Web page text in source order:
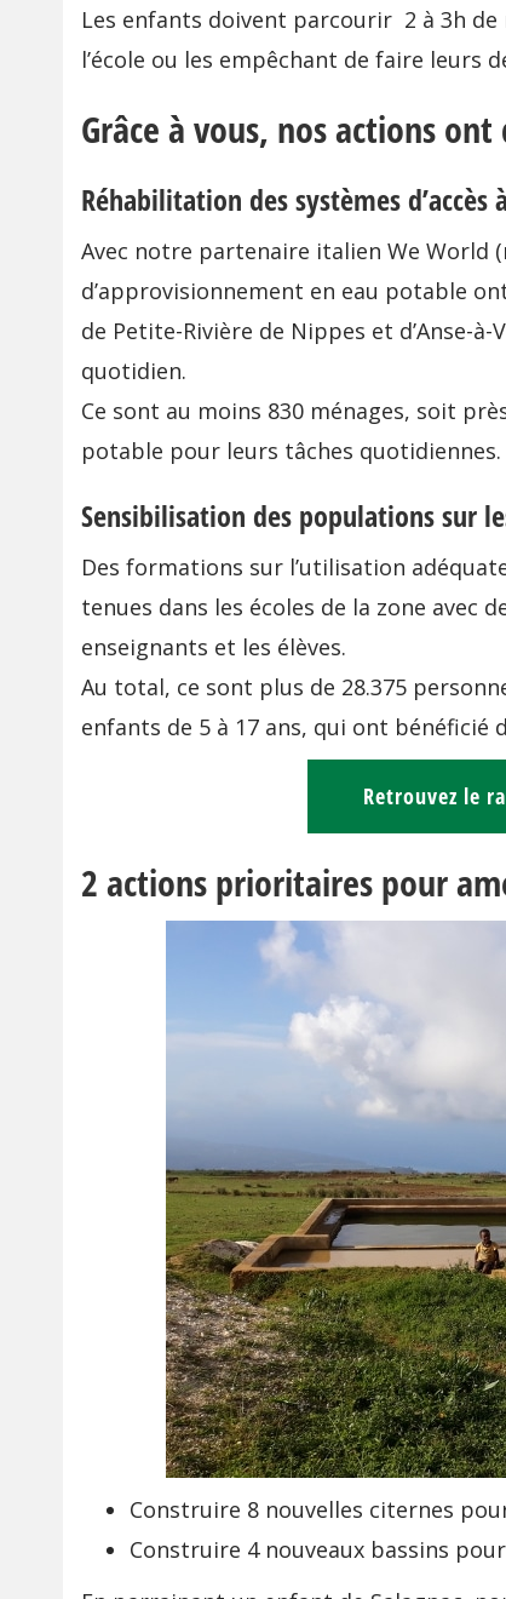
Les enfants doivent parcourir 2 à 3h
l’école ou les empêchant de faire leurs
Grâce à vous, nos actions
Réhabilitation des systèmes
Avec notre partenaire italien We World
d’approvisionnement en eau potable
de Petite-Rivière de Nippes et d’Anse-
quotidien.
Ce sont au moins 830 ménages, soit
potable pour leurs tâches quotidiennes.
Sensibilisation des populations sur
Des formations sur l’utilisation
tenues dans les écoles de la zone avec
enseignants et les élèves.
Au total, ce sont plus de 28.375
enfants de 5 à 17 ans, qui ont bénéficié
Retrouvez le
2 actions prioritaires pour
Construire 8 nouvelles citernes
Construire 4 nouveaux bassins